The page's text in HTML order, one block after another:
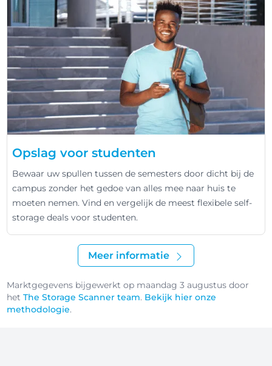
Opslag voor studenten
Bewaar uw spullen tussen de semesters door dicht bij de
campus zonder het gedoe van alles mee naar huis te
moeten nemen. Vind en vergelijk de meest flexibele self-
storage deals voor studenten.
Meer informatie
Marktgegevens bijgewerkt op maandag 3 augustus door
hetThe Storage Scanner team. Bekijk hier onze
methodologie.